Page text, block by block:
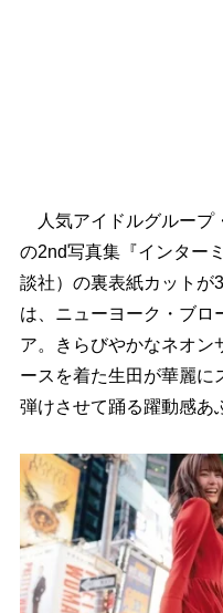
人気アイドルグループ
の2nd写真集『インター
談社）の裏表紙カットが
は、ニューヨーク・ブロ
ア。きらびやかなネオン
ースを着た生田が華麗に
弾けさせて踊る躍動感あ